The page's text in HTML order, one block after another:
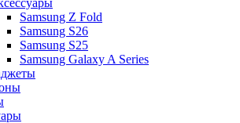
Samsung Z Fold
Samsung S26
Samsung S25
Samsung Galaxy A Series